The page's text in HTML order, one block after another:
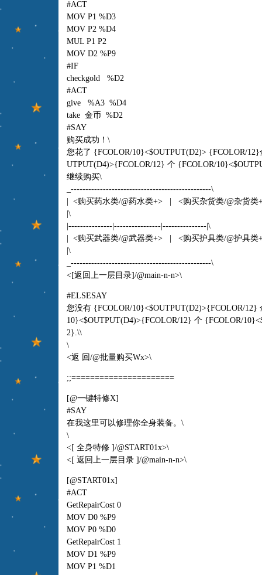
#ACT
MOV P1 %D3
MOV P2 %D4
MUL P1 P2
MOV D2 %P9
#IF
checkgold %D2
#ACT
give %A3 %D4
take 金币 %D2
#SAY
购买成功！\
您花了 {FCOLOR/10}<$OUTPUT(D2)> {FCOLOR/
UTPUT(D4)>{FCOLOR/12} 个 {FCOLOR/
继续购买\
_------------------------------------------------\
| <购买药水类/@药水类+> | <购买杂货类/@杂货
|\
|---------------|----------------|---------------|\
| <购买武器类/@武器类+> | <购买护具类/@护具
|\
_------------------------------------------------\
<[返回上一层目录]/@main-n-n>\
#ELSESAY
您没有 {FCOLOR/10}<$OUTPUT(D2)>{FCOLOR/12}
10}<$OUTPUT(D4)>{FCOLOR/12} 个 {FCOLOR/
2}.\\
\
<返 回/@批量购买Wx>\
;;======================
[@一键特修X]
#SAY
在我这里可以修理你全身装备。\
\
<[ 全身特修 ]/@START01x>\
<[ 返回上一层目录 ]/@main-n-n>\
[@START01x]
#ACT
GetRepairCost 0
MOV D0 %P9
MOV P0 %D0
GetRepairCost 1
MOV D1 %P9
MOV P1 %D1